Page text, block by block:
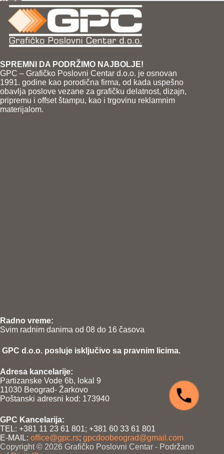
SPREMNI DA PODRŽIMO NAJBOLJE!
GPC – Grafičko Poslovni Centar d.o.o. je osnovan
1991. godine kao porodična firma, od kada uspešno
obavlja poslove vezane za grafičku delatnost, dizajn,
pripremu i offset štampu, kao i trgovinu reklamnim
materijalom.
Radno vreme:
Svim radnim danima od 08 do 16 časova
GPC d.o.o. posluje isključivo sa pravnim licima.
Adresa kancelarije:
Partizanske Vode 6b, lokal 9
11030 Beograd- Žarkovo
Poštanski adresni kod: 173940
GPC Kancelarija:
TEL: +381 11 23 61 801; +381 60 33 61 801
E-MAIL: office@gpc.rs; gpcdoobeograd@gmail.com
Copyright © 2026 Grafičko Poslovni Centar - Podržano